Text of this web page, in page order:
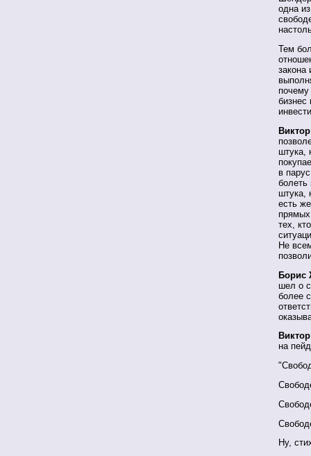
одна
Тем
закона
бизнес
штука,
в
болеть
штука,
есть
прямых
тех,
Не
Борис
шел о
более
на
Ну,